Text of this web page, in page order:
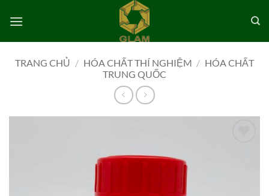
qua
TRANG CHỦ / HÓA CHẤT THÍ NGHIỆM / HÓA CHẤT
TRUNG QUỐC